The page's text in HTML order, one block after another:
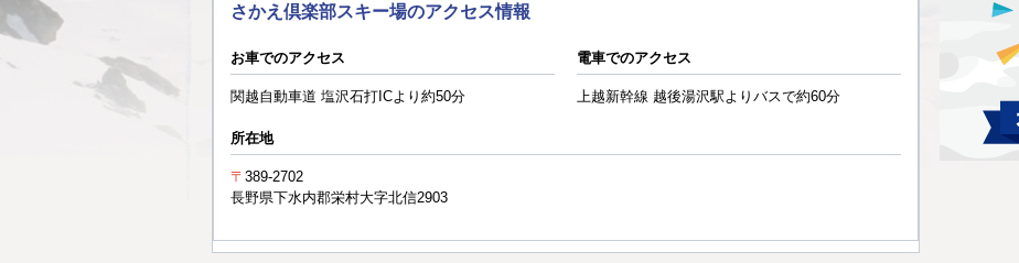
さかえ倶楽部スキー場のアクセス情報
お車でのアクセス
関越自動車道 塩沢石打ICより約50分
電車でのアクセス
上越新幹線 越後湯沢駅よりバスで約60分
所在地
〒 389-2702
長野県下水内郡栄村大字北信2903